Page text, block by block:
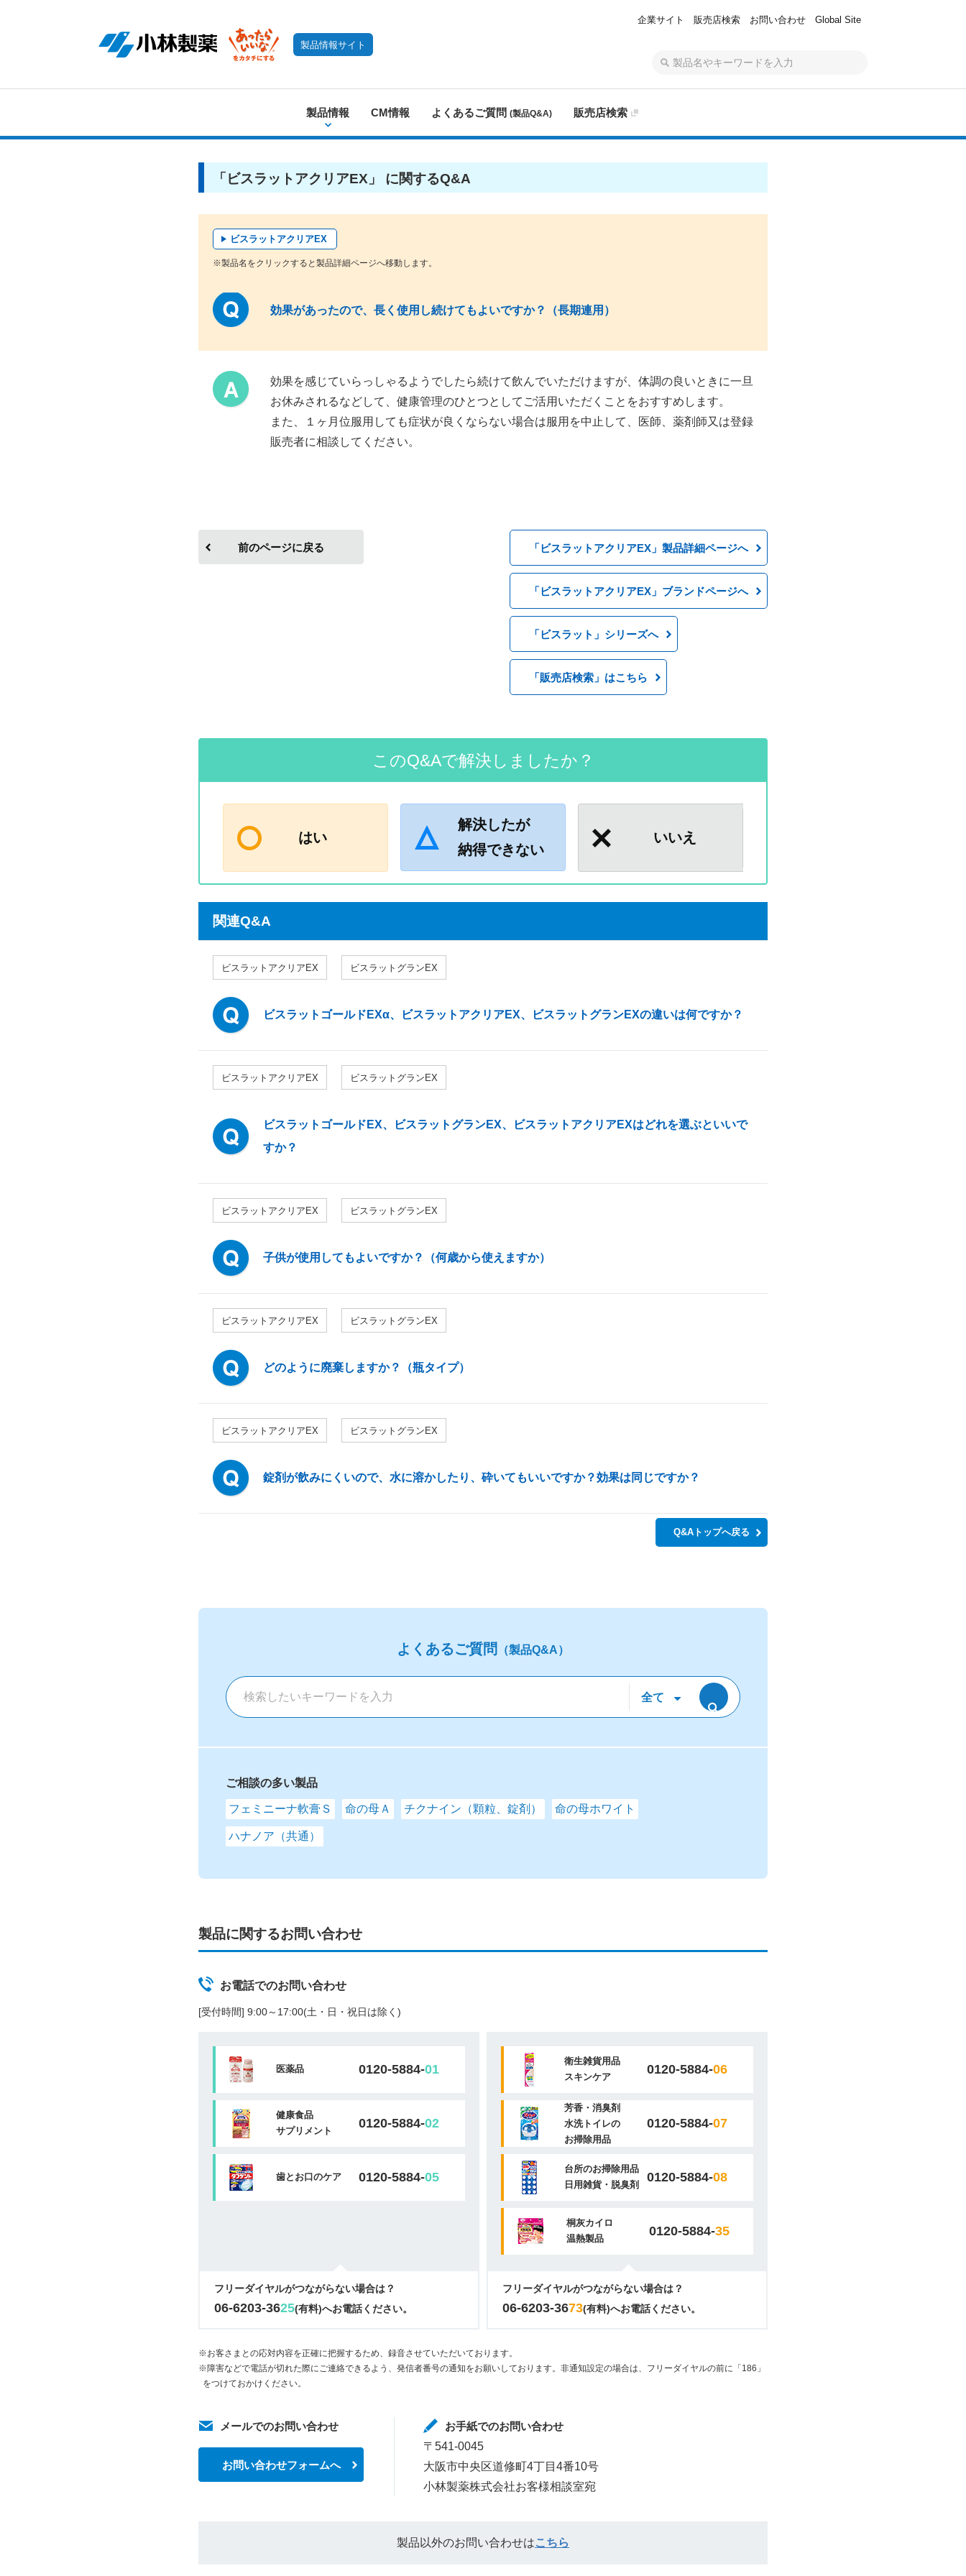
製品情報サイト
企業サイト 販売店検索 お問い合わせ Global Site
製品情報 CM情報 よくあるご質問 (製品Q&A) 販売店検索
「ビスラットアクリアEX」 に関するQ&A
ビスラットアクリアEX
※製品名をクリックすると製品詳細ページへ移動します。
効果があったので、長く使用し続けてもよいですか？（長期連用）
効果を感じていらっしゃるようでしたら続けて飲んでいただけますが、体調の良いときに一旦
お休みされるなどして、健康管理のひとつとしてご活用いただくことをおすすめします。
また、１ヶ月位服用しても症状が良くならない場合は服用を中止して、医師、薬剤師又は登録
販売者に相談してください。
前のページに戻る 「ビスラットアクリアEX」製品詳細ページへ
「ビスラットアクリアEX」ブランドページへ
「ビスラット」シリーズへ
「販売店検索」はこちら
このQ&Aで解決しましたか？
はい
解決したが
納得できない
いいえ
関連Q&A
ビスラットアクリアEX ビスラットグランEX
ビスラットゴールドEXα、ビスラットアクリアEX、ビスラットグランEXの違いは何ですか？
ビスラットアクリアEX ビスラットグランEX
ビスラットゴールドEX、ビスラットグランEX、ビスラットアクリアEXはどれを選ぶといいで
すか？
ビスラットアクリアEX ビスラットグランEX
子供が使用してもよいですか？（何歳から使えますか）
ビスラットアクリアEX ビスラットグランEX
どのように廃棄しますか？（瓶タイプ）
ビスラットアクリアEX ビスラットグランEX
錠剤が飲みにくいので、水に溶かしたり、砕いてもいいですか？効果は同じですか？
Q&Aトップへ戻る
よくあるご質問 （製品Q&A）
ご相談の多い製品
フェミニーナ軟膏Ｓ 命の母Ａ チクナイン（顆粒、錠剤） 命の母ホワイト
ハナノア（共通）
製品に関するお問い合わせ
お電話でのお問い合わせ
[受付時間] 9:00～17:00(土・日・祝日は除く)
医薬品 0120-5884-01
健康食品
サプリメント
0120-5884-02
歯とお口のケア 0120-5884-05
フリーダイヤルがつながらない場合は？
06-6203-3625(有料)へお電話ください。
衛生雑貨用品
スキンケア
0120-5884-06
芳香・消臭剤
水洗トイレの
お掃除用品
0120-5884-07
台所のお掃除用品
日用雑貨・脱臭剤
0120-5884-08
桐灰カイロ
温熱製品
0120-5884-35
フリーダイヤルがつながらない場合は？
06-6203-3673(有料)へお電話ください。
※お客さまとの応対内容を正確に把握するため、録音させていただいております。
※障害などで電話が切れた際にご連絡できるよう、発信者番号の通知をお願いしております。非通知設定の場合は、フリーダイヤルの前に「186」
をつけておかけください。
メールでのお問い合わせ
お問い合わせフォームへ
お手紙でのお問い合わせ
〒541-0045
大阪市中央区道修町4丁目4番10号
小林製薬株式会社お客様相談室宛
製品以外のお問い合わせはこちら